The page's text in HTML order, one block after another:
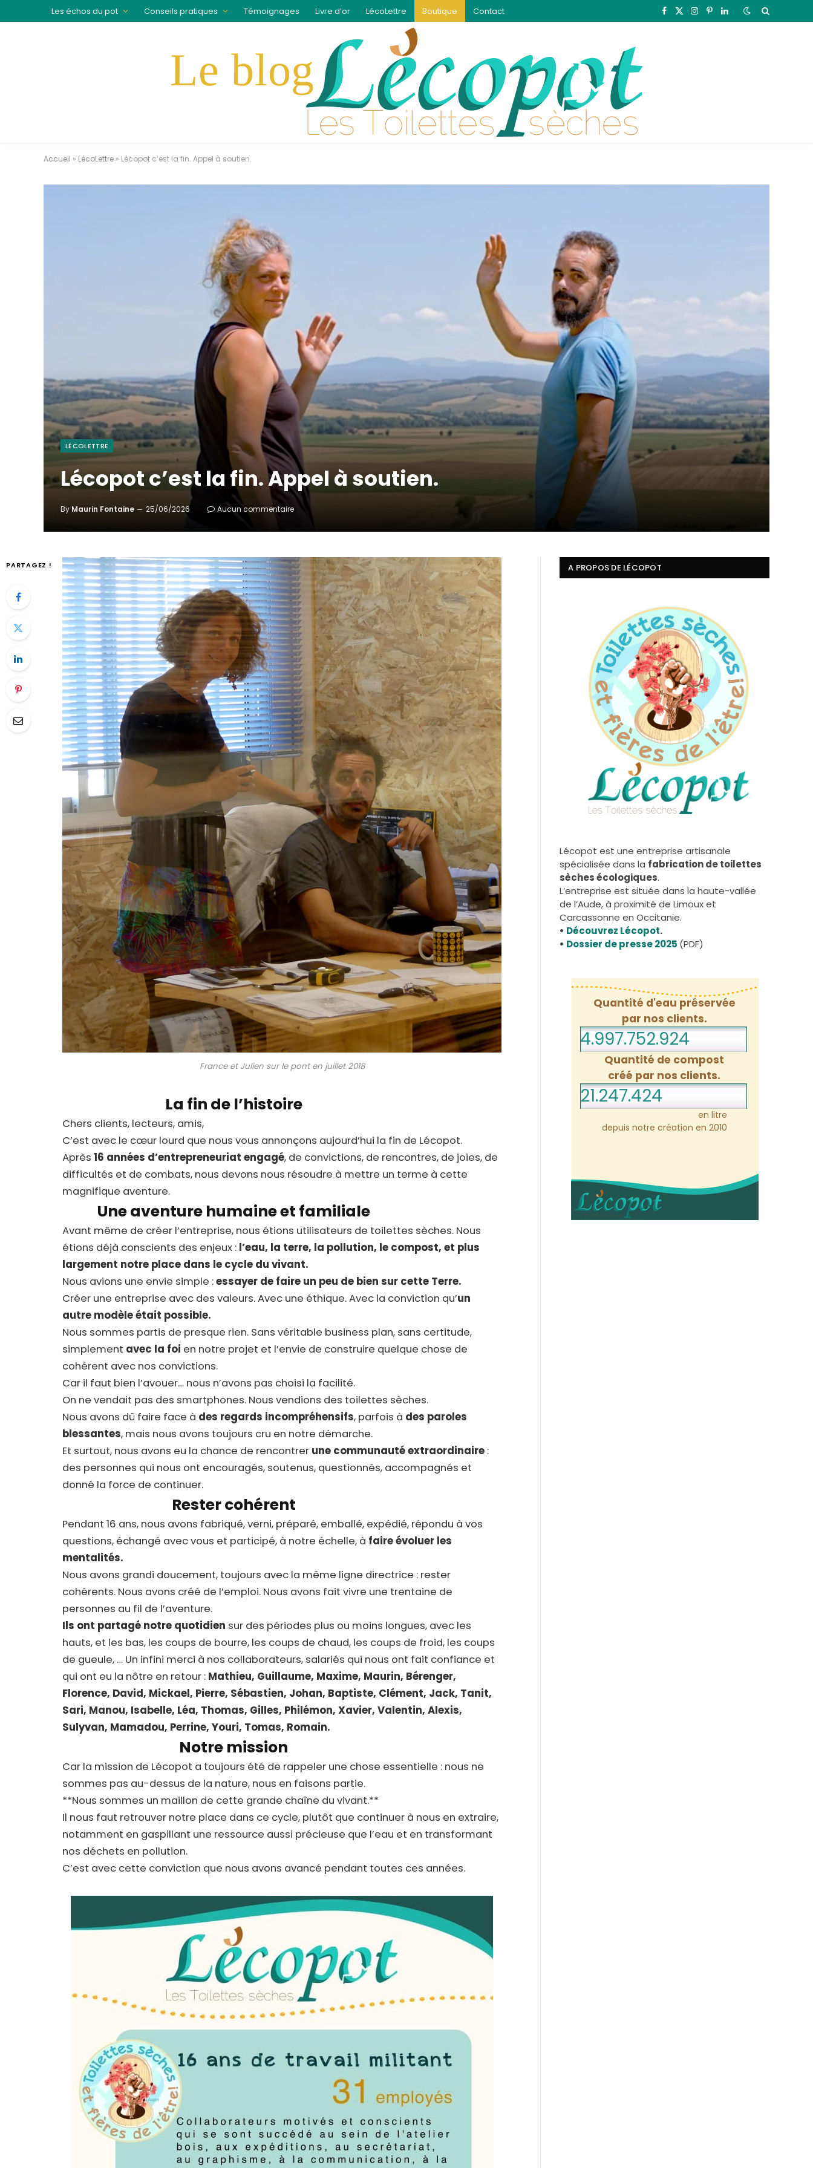
Les échos du pot Conseils pratiques Témoignages Livre d’or LécoLettre Boutique Contact Facebook
X
Instagram
Pinterest
LinkedIn
Accueil » LécoLettre » Lécopot c’est la fin. Appel à soutien.
LÉCOLETTRE
Lécopot c’est la fin. Appel à soutien.
By Maurin Fontaine 25/06/2026 Aucun commentaire
PARTAGEZ !
France et Julien sur le pont en juillet 2018
La fin de l’histoire
Chers clients, lecteurs, amis,
C’est avec le cœur lourd que nous vous annonçons aujourd’hui la fin de Lécopot.
Après 16 années d’entrepreneuriat engagé, de convictions, de rencontres, de joies, de
difficultés et de combats, nous devons nous résoudre à mettre un terme à cette
magnifique aventure.
Une aventure humaine et familiale
Avant même de créer l’entreprise, nous étions utilisateurs de toilettes sèches. Nous
étions déjà conscients des enjeux : l’eau, la terre, la pollution, le compost, et plus
largement notre place dans le cycle du vivant.
Nous avions une envie simple :essayer de faire un peu de bien sur cette Terre.
Créer une entreprise avec des valeurs. Avec une éthique. Avec la conviction qu’un
autre modèle était possible.
Nous sommes partis de presque rien. Sans véritable business plan, sans certitude,
simplement avec la foi en notre projet et l’envie de construire quelque chose de
cohérent avec nos convictions.
Car il faut bien l’avouer… nous n’avons pas choisi la facilité.
On ne vendait pas des smartphones. Nous vendions des toilettes sèches.
Nous avons dû faire face à des regards incompréhensifs, parfois à des paroles
blessantes, mais nous avons toujours cru en notre démarche.
Et surtout, nous avons eu la chance de rencontrer une communauté extraordinaire :
des personnes qui nous ont encouragés, soutenus, questionnés, accompagnés et
donné la force de continuer.
Rester cohérent
Pendant 16 ans, nous avons fabriqué, verni, préparé, emballé, expédié, répondu à vos
questions, échangé avec vous et participé, à notre échelle, à faire évoluer les
mentalités.
Nous avons grandi doucement, toujours avec la même ligne directrice : rester
cohérents. Nous avons créé de l’emploi. Nous avons fait vivre une trentaine de
personnes au fil de l’aventure.
Ils ont partagé notre quotidien sur des périodes plus ou moins longues, avec les
hauts, et les bas, les coups de bourre, les coups de chaud, les coups de froid, les coups
de gueule, … Un infini merci à nos collaborateurs, salariés qui nous ont fait confiance et
qui ont eu la nôtre en retour : Mathieu, Guillaume, Maxime, Maurin, Bérenger,
Florence, David, Mickael, Pierre, Sébastien, Johan, Baptiste, Clément, Jack, Tanit,
Sari, Manou, Isabelle, Léa, Thomas, Gilles, Philémon, Xavier, Valentin, Alexis,
Sulyvan, Mamadou, Perrine, Youri, Tomas, Romain.
Notre mission
Car la mission de Lécopot a toujours été de rappeler une chose essentielle : nous ne
sommes pas au-dessus de la nature, nous en faisons partie.
**Nous sommes un maillon de cette grande chaîne du vivant.**
Il nous faut retrouver notre place dans ce cycle, plutôt que continuer à nous en extraire,
notamment en gaspillant une ressource aussi précieuse que l’eau et en transformant
nos déchets en pollution.
C’est avec cette conviction que nous avons avancé pendant toutes ces années.
A PROPOS DE LÉCOPOT
Lécopot est une entreprise artisanale
spécialisée dans la fabrication de toilettes
sèches écologiques.
L’entreprise est située dans la haute-vallée
de l’Aude, à proximité de Limoux et
Carcassonne en Occitanie.
• Découvrez Lécopot.
• Dossier de presse 2025 (PDF)
Quantité d'eau préservée
par nos clients.
4.997.752.966
Quantité de compost
créé par nos clients.
21.247.424
en litre
depuis notre création en 2010